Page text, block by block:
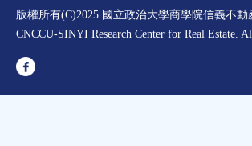
中心成員
聯絡我們
理財規劃講座
不動產學程支援
住宅學會論文獎支援
都市計劃學會論文獎支援
版權所有(C)2025 國立政治大學商學院信義不
CNCCU-SINYI Research Center for Real Estate.